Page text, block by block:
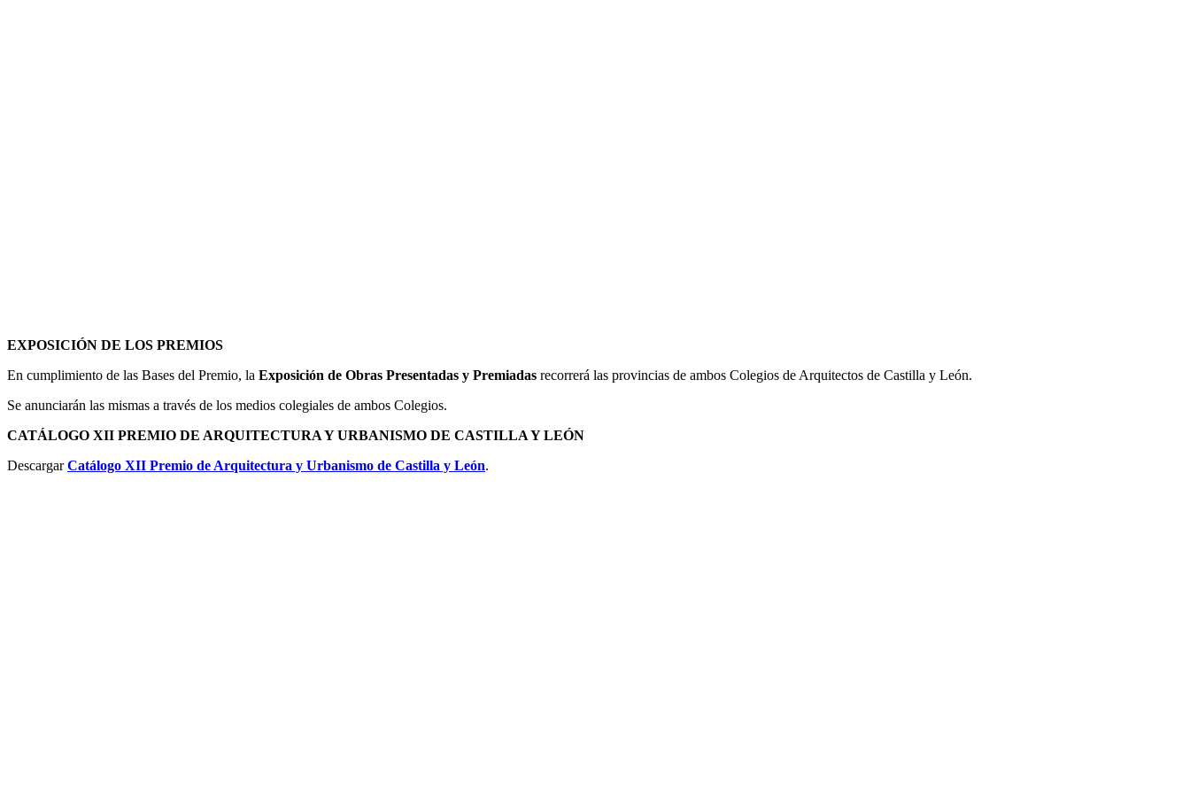
EXPOSICIÓN DE LOS PREMIOS
En cumplimiento de las Bases del Premio, la Exposición de Obras Presentadas y Premiadas recorrerá las provincias de ambos Colegios de Arquitectos de Castilla y León.
Se anunciarán las mismas a través de los medios colegiales de ambos Colegios.
CATÁLOGO XII PREMIO DE ARQUITECTURA Y URBANISMO DE CASTILLA Y LEÓN
DescargarCatálogo XII Premio de Arquitectura y Urbanismo de Castilla y León.